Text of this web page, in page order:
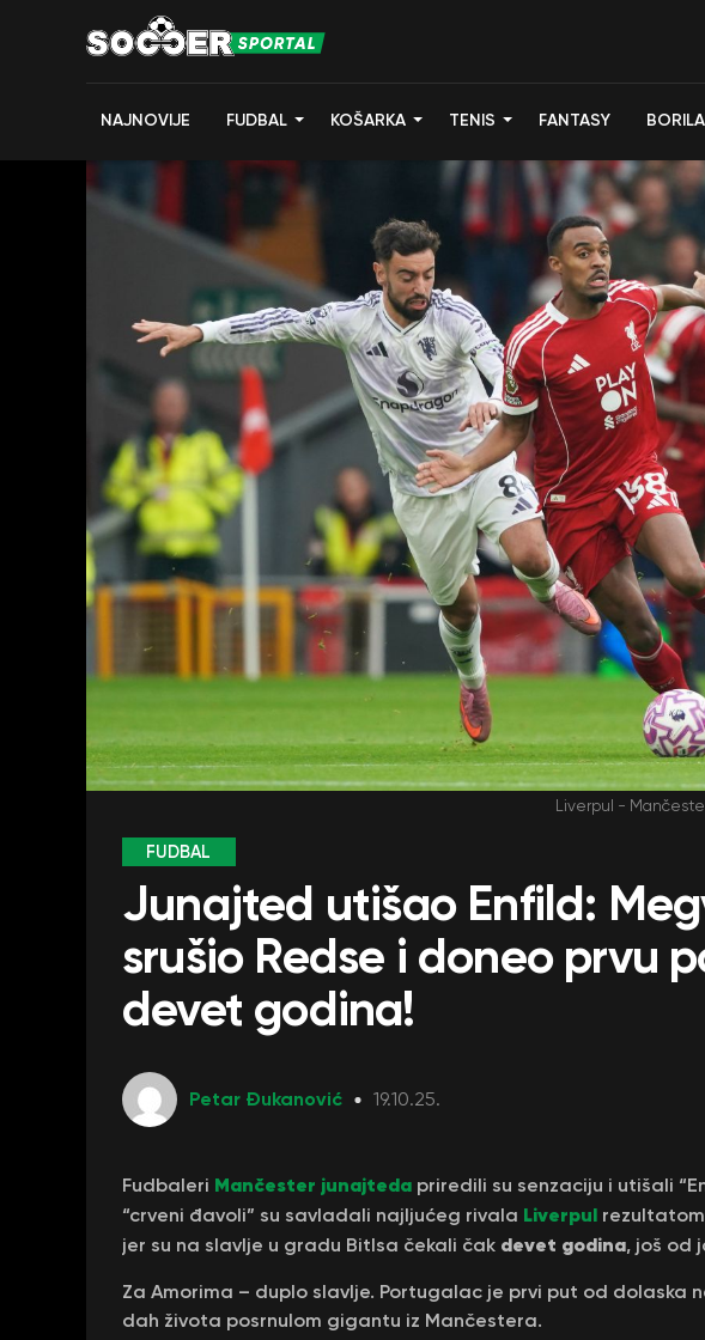
NAJNOVIJE FUDBAL KOŠARKA TENIS FANTASY
Liverpul -
FUDBAL
Junajted utišao Enfild:
srušio Redse i doneo prvu
devet godina!
Petar Đukanović 19.10.25.
Fudbaleri Mančester junajteda priredili su senzaciju i utišali
“crveni đavoli” su savladali najljućeg rivala Liverpul rezultatom
jer su na slavlje u gradu Bitlsa čekali čak devet godina, još od
Za Amorima – duplo slavlje. Portugalac je prvi put od dolaska
dah života posrnulom gigantu iz Mančestera.